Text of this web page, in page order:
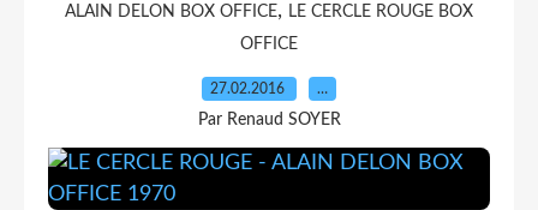
ALAIN DELON BOX OFFICE, LE CERCLE ROUGE BOX
OFFICE
27.02.2016 …
Par Renaud SOYER